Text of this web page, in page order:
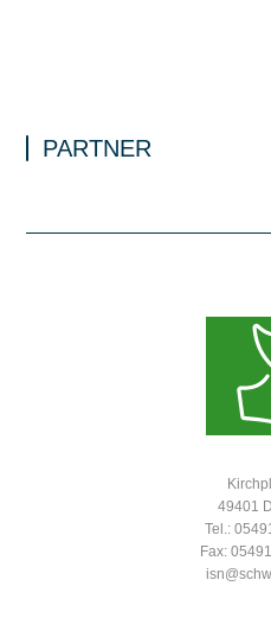
PARTNER
49401
Tel.:
Fax: